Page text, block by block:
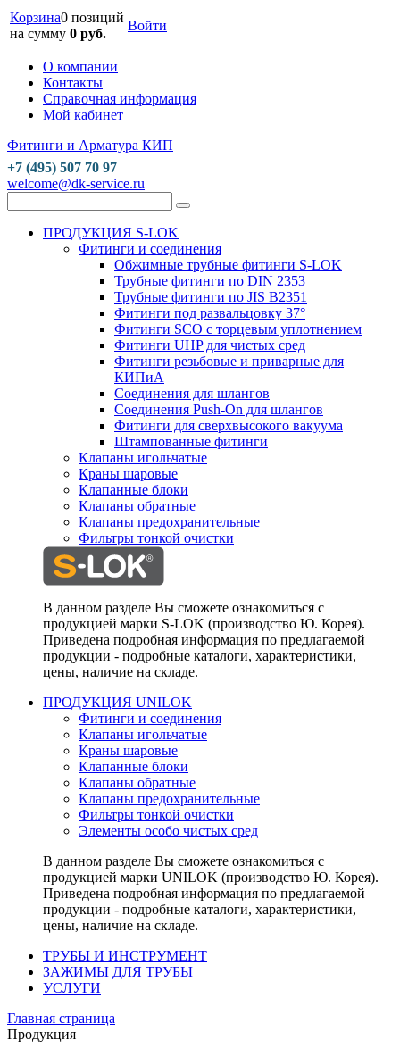
Корзина0 позиций
на сумму 0 руб.
Войти
О компании
Контакты
Справочная информация
Мой кабинет
Фитинги и Арматура КИП
+7 (495) 507 70 97
welcome@dk-service.ru
ПРОДУКЦИЯ S-LOK
Фитинги и соединения
Обжимные трубные фитинги S-LOK
Трубные фитинги по DIN 2353
Трубные фитинги по JIS B2351
Фитинги под развальцовку 37°
Фитинги SCO с торцевым уплотнением
Фитинги UHP для чистых сред
Фитинги резьбовые и приварные для
КИПиА
Соединения для шлангов
Соединения Push-On для шлангов
Фитинги для сверхвысокого вакуума
Штампованные фитинги
Клапаны игольчатые
Краны шаровые
Клапанные блоки
Клапаны обратные
Клапаны предохранительные
Фильтры тонкой очистки
В данном разделе Вы сможете ознакомиться с
продукцией марки S-LOK (производство Ю. Корея).
Приведена подробная информация по предлагаемой
продукции - подробные каталоги, характеристики,
цены, наличие на складе.
ПРОДУКЦИЯ UNILOK
Фитинги и соединения
Клапаны игольчатые
Краны шаровые
Клапанные блоки
Клапаны обратные
Клапаны предохранительные
Фильтры тонкой очистки
Элементы особо чистых сред
В данном разделе Вы сможете ознакомиться с
продукцией марки UNILOK (производство Ю. Корея).
Приведена подробная информация по предлагаемой
продукции - подробные каталоги, характеристики,
цены, наличие на складе.
ТРУБЫ И ИНСТРУМЕНТ
ЗАЖИМЫ ДЛЯ ТРУБЫ
УСЛУГИ
Главная страница
Продукция